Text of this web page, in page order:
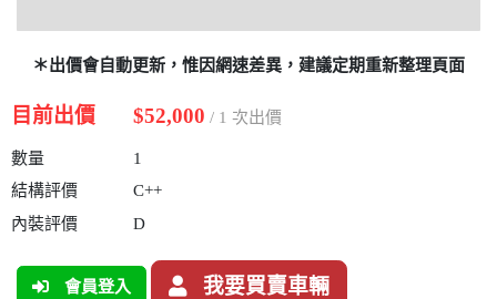
＊出價會自動更新，惟因網速差異，建議定期重新整理頁面
目前出價 $52,000 / 1 次出價
數量
1
結構評價
C++
內裝評價
D
會員登入 我要買賣車輛